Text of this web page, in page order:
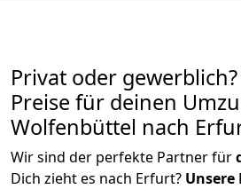
Privat oder
Preise für deinen
Wolfenbüttel nach
Wir sind der perfekte Partner für
Dich zieht es nach Erfurt? Unsere